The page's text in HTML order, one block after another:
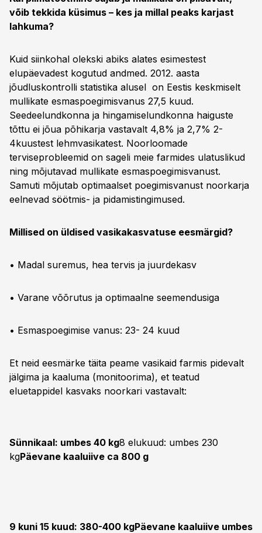
võib tekkida küsimus – kes ja millal peaks karjast
lahkuma?
Kuid siinkohal olekski abiks alates esimestest
elupäevadest kogutud andmed. 2012. aasta
jõudluskontrolli statistika alusel on Eestis keskmiselt
mullikate esmaspoegimisvanus 27,5 kuud.
Seedeelundkonna ja hingamiselundkonna haiguste
tõttu ei jõua põhikarja vastavalt 4,8% ja 2,7% 2-
4kuustest lehmvasikatest. Noorloomade
terviseprobleemid on sageli meie farmides ulatuslikud
ning mõjutavad mullikate esmaspoegimisvanust.
Samuti mõjutab optimaalset poegimisvanust noorkarja
eelnevad söötmis- ja pidamistingimused.
Millised on üldised vasikakasvatuse eesmärgid?
• Madal suremus, hea tervis ja juurdekasv
• Varane võõrutus ja optimaalne seemendusiga
• Esmaspoegimise vanus: 23- 24 kuud
Et neid eesmärke täita peame vasikaid farmis pidevalt
jälgima ja kaaluma (monitoorima), et teatud
eluetappidel kasvaks noorkari vastavalt:
Sünnikaal: umbes 40 kg8 elukuud: umbes 230
kgPäevane kaaluiive ca 800 g
9 kuni 15 kuud: 380-400 kgPäevane kaaluiive umbes